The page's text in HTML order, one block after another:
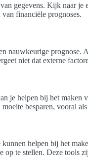
gegevens. Kijk naar
financiële prognoses.
nauwkeurige prognose.
niet dat externe
je helpen bij het
besparen, vooral
helpen bij het
op te stellen. Deze tools